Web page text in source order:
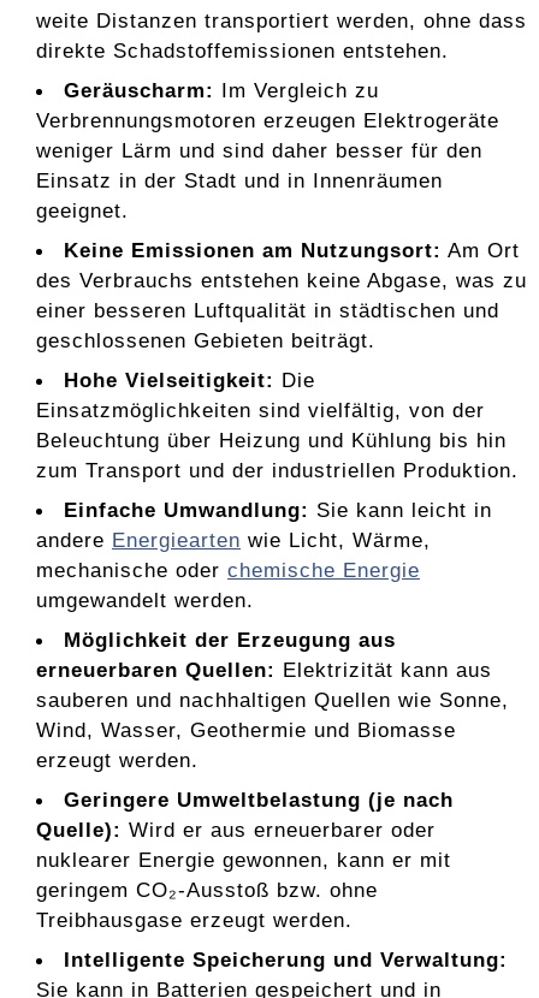
weite Distanzen transportiert werden, ohne dass
direkte Schadstoffemissionen entstehen.
Geräuscharm: Im Vergleich zu
Verbrennungsmotoren erzeugen Elektrogeräte
weniger Lärm und sind daher besser für den
Einsatz in der Stadt und in Innenräumen
geeignet.
Keine Emissionen am Nutzungsort: Am Ort
des Verbrauchs entstehen keine Abgase, was zu
einer besseren Luftqualität in städtischen und
geschlossenen Gebieten beiträgt.
Hohe Vielseitigkeit: Die
Einsatzmöglichkeiten sind vielfältig, von der
Beleuchtung über Heizung und Kühlung bis hin
zum Transport und der industriellen Produktion.
Einfache Umwandlung: Sie kann leicht in
andere Energiearten wie Licht, Wärme,
mechanische oder chemische Energie
umgewandelt werden.
Möglichkeit der Erzeugung aus
erneuerbaren Quellen: Elektrizität kann aus
sauberen und nachhaltigen Quellen wie Sonne,
Wind, Wasser, Geothermie und Biomasse
erzeugt werden.
Geringere Umweltbelastung (je nach
Quelle): Wird er aus erneuerbarer oder
nuklearer Energie gewonnen, kann er mit
geringem CO₂-Ausstoß bzw. ohne
Treibhausgase erzeugt werden.
Intelligente Speicherung und Verwaltung:
Sie kann in Batterien gespeichert und in